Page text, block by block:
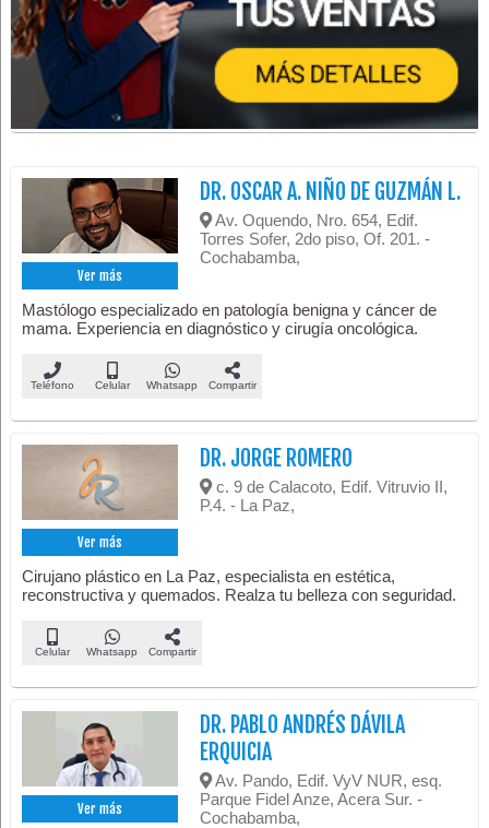
Ver más
DR. OSCAR A. NIÑO DE GUZMÁN L.
Av. Oquendo, Nro. 654, Edif.
Torres Sofer, 2do piso, Of. 201. -
Cochabamba,
Mastólogo especializado en patología benigna y cáncer de
mama. Experiencia en diagnóstico y cirugía oncológica.
Teléfono Celular Whatsapp Compartir
Ver más
DR. JORGE ROMERO
c. 9 de Calacoto, Edif. Vitruvio II,
P.4. - La Paz,
Cirujano plástico en La Paz, especialista en estética,
reconstructiva y quemados. Realza tu belleza con seguridad.
Celular Whatsapp Compartir
Ver más
DR. PABLO ANDRÉS DÁVILA
ERQUICIA
Av. Pando, Edif. VyV NUR, esq.
Parque Fidel Anze, Acera Sur. -
Cochabamba,